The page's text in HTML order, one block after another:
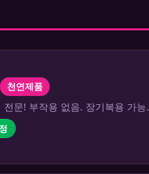
천연제품
전문! 부작용 없음. 장기복용 가능.